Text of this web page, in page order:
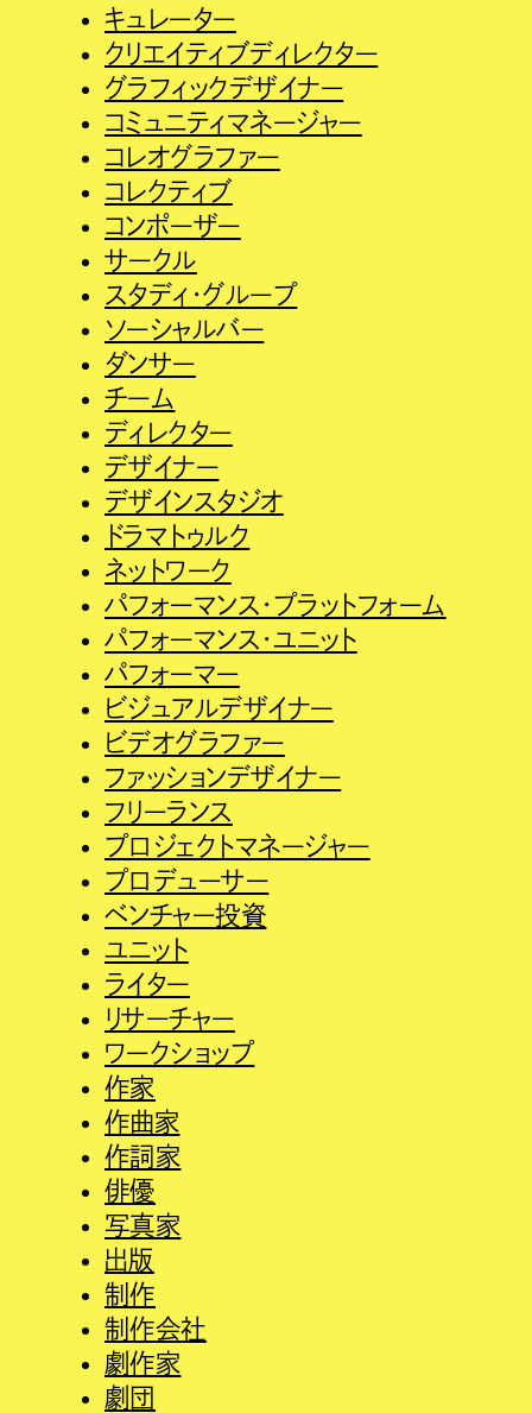
キュレーター
クリエイティブディレクター
グラフィックデザイナー
コミュニティマネージャー
コレオグラファー
コレクティブ
コンポーザー
サークル
スタディ・グループ
ソーシャルバー
ダンサー
チーム
ディレクター
デザイナー
デザインスタジオ
ドラマトゥルク
ネットワーク
パフォーマンス・プラットフォーム
パフォーマンス・ユニット
パフォーマー
ビジュアルデザイナー
ビデオグラファー
ファッションデザイナー
フリーランス
プロジェクトマネージャー
プロデューサー
ベンチャー投資
ユニット
ライター
リサーチャー
ワークショップ
作家
作曲家
作詞家
俳優
写真家
出版
制作
制作会社
劇作家
劇団